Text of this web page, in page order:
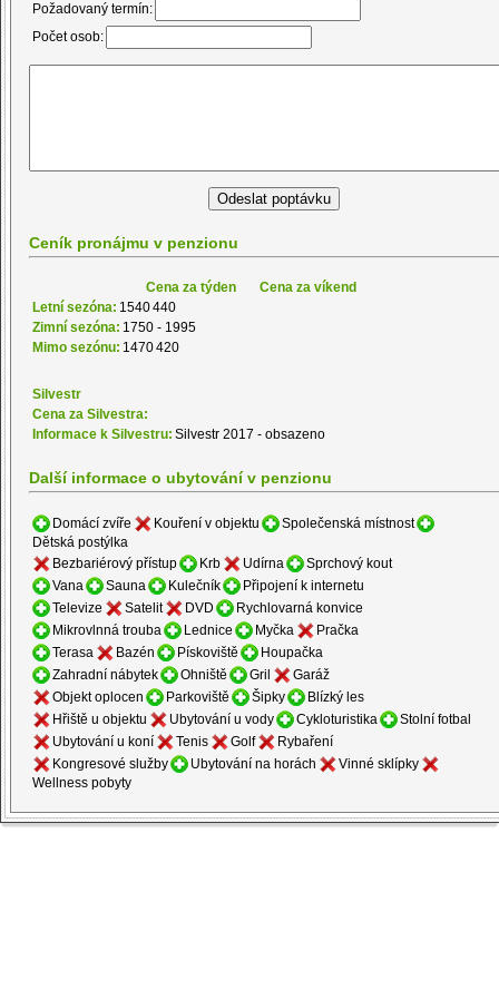
Požadovaný termín:
Počet osob:
Ceník pronájmu v penzionu
Cena za týden
Cena za víkend
Letní sezóna: 1540440
Zimní sezóna: 1750 - 1995
Mimo sezónu: 1470420
Silvestr
Cena za Silvestra:
Informace k Silvestru: Silvestr 2017 - obsazeno
Další informace o ubytování v penzionu
Domácí zvíře Kouření v objektu
Společenská místnost
Dětská postýlka
Bezbariérový přístup
Krb Udírna
Sprchový kout
Vana
Sauna Kulečník
Připojení k internetu
Televize
Satelit DVD
Rychlovarná konvice
Mikrovlnná trouba
Lednice Myčka
Pračka
Terasa
Bazén Pískoviště
Houpačka
Zahradní nábytek
Ohniště Gril
Garáž
Objekt oplocen
Parkoviště Šipky
Blízký les
Hřiště u objektu
Ubytování u vody Cykloturistika
Stolní fotbal
Ubytování u koní
Tenis Golf
Rybaření
Kongresové služby
Ubytování na horách
Vinné sklípky
Wellness pobyty